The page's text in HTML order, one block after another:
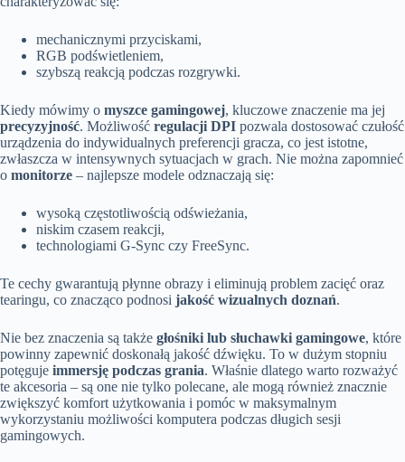
mechanicznymi przyciskami,
RGB podświetleniem,
szybszą reakcją podczas rozgrywki.
Kiedy mówimy o myszce gamingowej, kluczowe znaczenie ma jej
precyzyjność. Możliwość regulacji DPI pozwala dostosować czułość
urządzenia do indywidualnych preferencji gracza, co jest istotne,
zwłaszcza w intensywnych sytuacjach w grach. Nie można zapomnieć
o monitorze – najlepsze modele odznaczają się:
wysoką częstotliwością odświeżania,
niskim czasem reakcji,
technologiami G-Sync czy FreeSync.
Te cechy gwarantują płynne obrazy i eliminują problem zacięć oraz
tearingu, co znacząco podnosi jakość wizualnych doznań.
Nie bez znaczenia są także głośniki lub słuchawki gamingowe, które
powinny zapewnić doskonałą jakość dźwięku. To w dużym stopniu
potęguje immersję podczas grania. Właśnie dlatego warto rozważyć
te akcesoria – są one nie tylko polecane, ale mogą również znacznie
zwiększyć komfort użytkowania i pomóc w maksymalnym
wykorzystaniu możliwości komputera podczas długich sesji
gamingowych.